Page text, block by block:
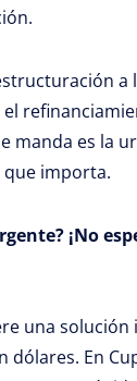
a
manda es la
que importa.
¡No
una solución
dólares. En